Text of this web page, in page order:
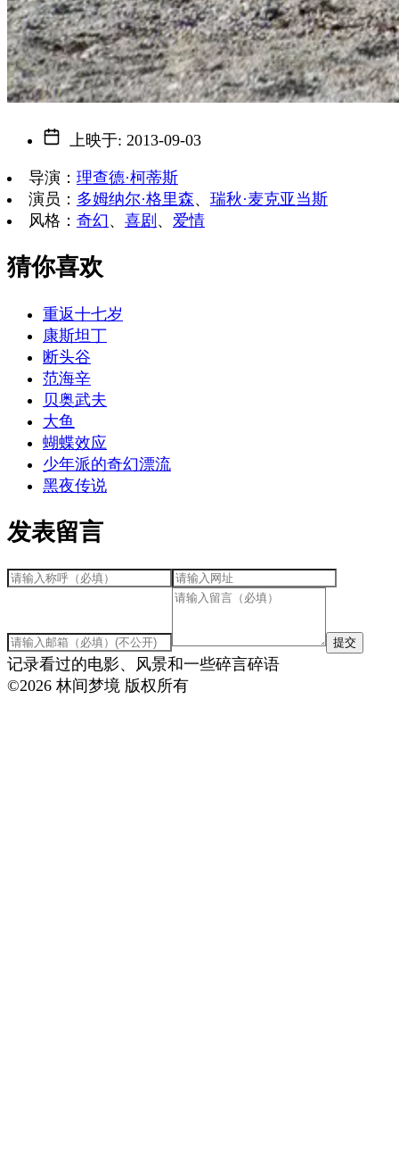
上映于: 2013-09-03
导演 ： 理查德·柯蒂斯
演员 ： 多姆纳尔·格里森、 瑞秋·麦克亚当斯
风格 ： 奇幻 、 喜剧 、 爱情
猜你喜欢
重返十七岁
康斯坦丁
断头谷
范海辛
贝奥武夫
大鱼
蝴蝶效应
少年派的奇幻漂流
黑夜传说
发表留言
提交
记录看过的电影、风景和一些碎言碎语
©2026 林间梦境 版权所有